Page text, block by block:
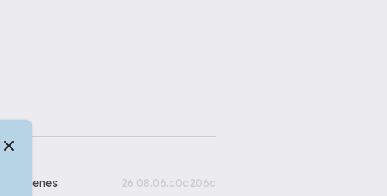
Ingyenes
26.08.06.c0c206c